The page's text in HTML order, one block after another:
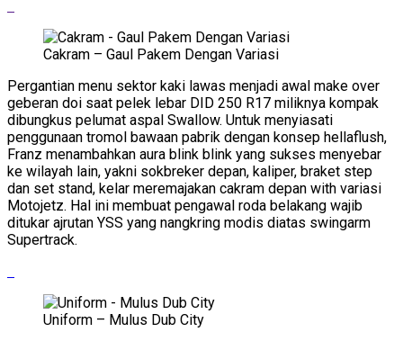
Cakram – Gaul Pakem Dengan Variasi
Pergantian menu sektor kaki lawas menjadi awal make over
geberan doi saat pelek lebar DID 250 R17 miliknya kompak
dibungkus pelumat aspal Swallow. Untuk menyiasati
penggunaan tromol bawaan pabrik dengan konsep hellaflush,
Franz menambahkan aura blink blink yang sukses menyebar
ke wilayah lain, yakni sokbreker depan, kaliper, braket step
dan set stand, kelar meremajakan cakram depan with variasi
Motojetz. Hal ini membuat pengawal roda belakang wajib
ditukar ajrutan YSS yang nangkring modis diatas swingarm
Supertrack.
Uniform – Mulus Dub City